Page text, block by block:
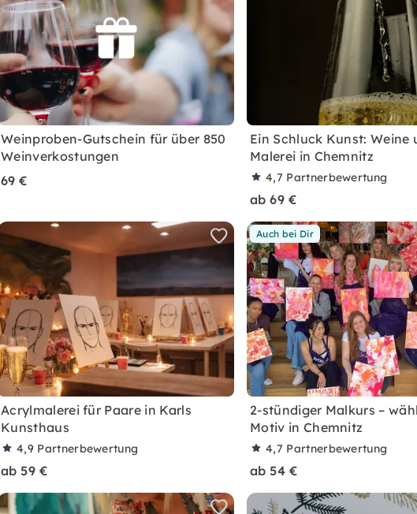
Weinproben-Gutschein für über 850
Weinverkostungen
69 €
Ein Schluck Kunst: Weine
Malerei in Chemnitz
4,7 Partnerbewertung
ab 69 €
Acrylmalerei für Paare in Karls
Kunsthaus
4,9 Partnerbewertung
ab 59 €
Auch bei Dir
2-stündiger Malkurs –
Motiv in Chemnitz
4,7 Partnerbewertung
ab 54 €